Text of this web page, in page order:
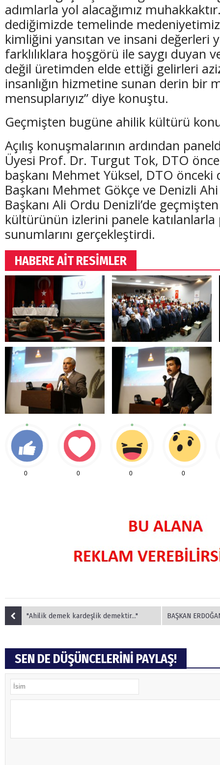
adımlarla yol alacağımız
dediğimizde temelinde
kimliğini yansıtan ve insani değerleri
farklılıklara hoşgörü ile saygı duyan
değil üretimden elde ettiği gelirleri
insanlığın hizmetine sunan derin bir
mensuplarıyız” diye konuştu.
Geçmişten bugüne ahilik kültürü
Açılış konuşmalarının ardından
Üyesi Prof. Dr. Turgut Tok, DTO
başkanı Mehmet Yüksel, DTO
Başkanı Mehmet Gökçe ve Denizli
Başkanı Ali Ordu Denizli’de
kültürünün izlerini panele katılanlarla
sunumlarını gerçekleştirdi.
HABERE AİT RESİMLER
0 0 0 0
"Ahilik demek kardeşlik demektir..." BAŞKAN ERDOĞAN,
SEN DE DÜŞÜNCELERİNİ PAYLAŞ!